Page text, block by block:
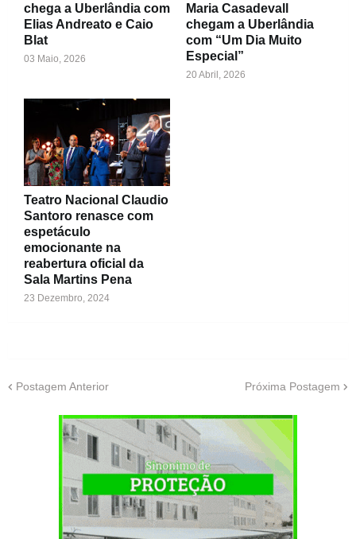
chega a Uberlândia com
Elias Andreato e Caio
Blat
03 Maio, 2026
Maria Casadevall
chegam a Uberlândia
com “Um Dia Muito
Especial”
20 Abril, 2026
Teatro Nacional Claudio
Santoro renasce com
espetáculo
emocionante na
reabertura oficial da
Sala Martins Pena
23 Dezembro, 2024
Postagem Anterior Próxima Postagem